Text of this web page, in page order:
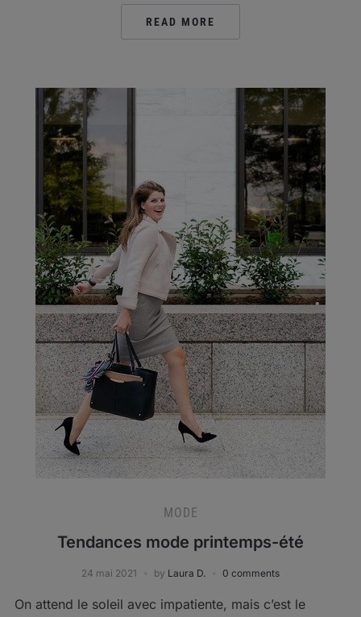
READ MORE
MODE
Tendances mode printemps-été
24 mai 2021 by Laura D. 0 comments
On attend le soleil avec impatiente, mais c’est le